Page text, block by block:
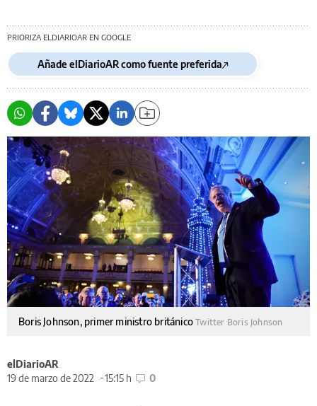
PRIORIZA ELDIARIOAR EN GOOGLE
Añade elDiarioAR como fuente preferida
Boris Johnson, primer ministro británicoTwitter Boris Johnson
elDiarioAR
19 de marzo de 2022
15:15 h 0